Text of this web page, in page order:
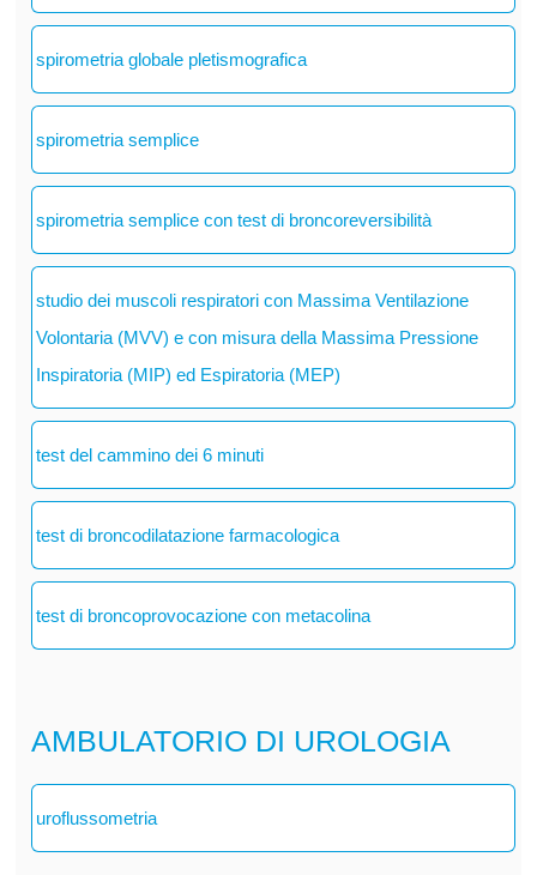
spirometria globale pletismografica
spirometria semplice
spirometria semplice con test di broncoreversibilità
studio dei muscoli respiratori con Massima Ventilazione
Volontaria (MVV) e con misura della Massima Pressione
Inspiratoria (MIP) ed Espiratoria (MEP)
test del cammino dei 6 minuti
test di broncodilatazione farmacologica
test di broncoprovocazione con metacolina
AMBULATORIO DI UROLOGIA
uroflussometria